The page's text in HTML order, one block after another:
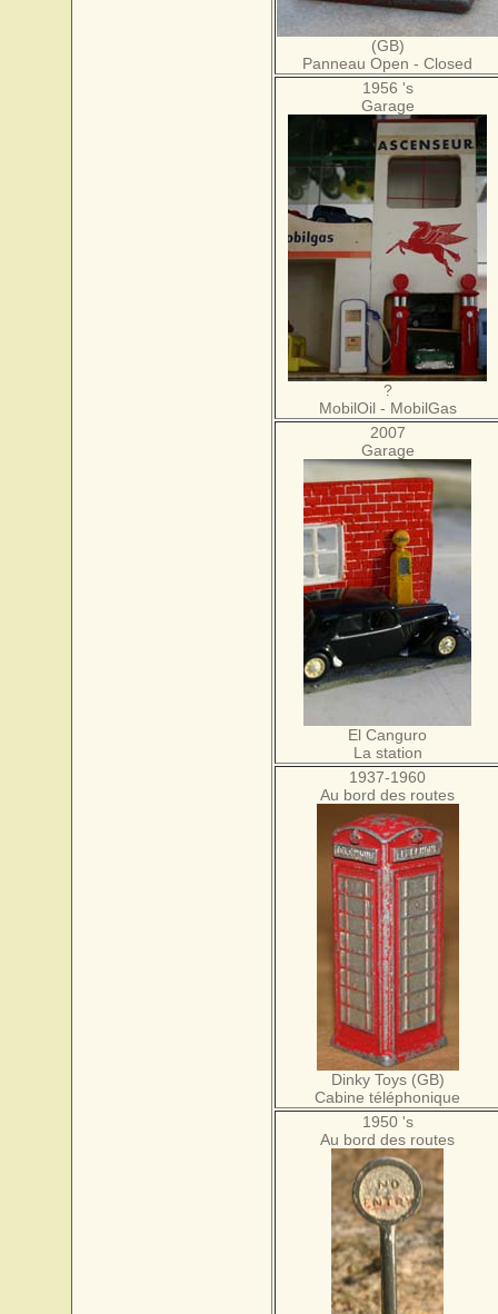
(GB)
Panneau Open - Closed
1956 's
Garage
?
MobilOil - MobilGas
2007
Garage
El Canguro
La station
1937-1960
Au bord des routes
Dinky Toys (GB)
Cabine téléphonique
1950 's
Au bord des routes